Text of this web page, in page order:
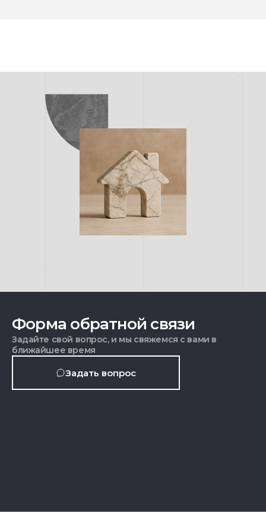
Форма обратной связи
Задайте свой вопрос, и мы свяжемся с вами в
ближайшее время
Задать вопрос